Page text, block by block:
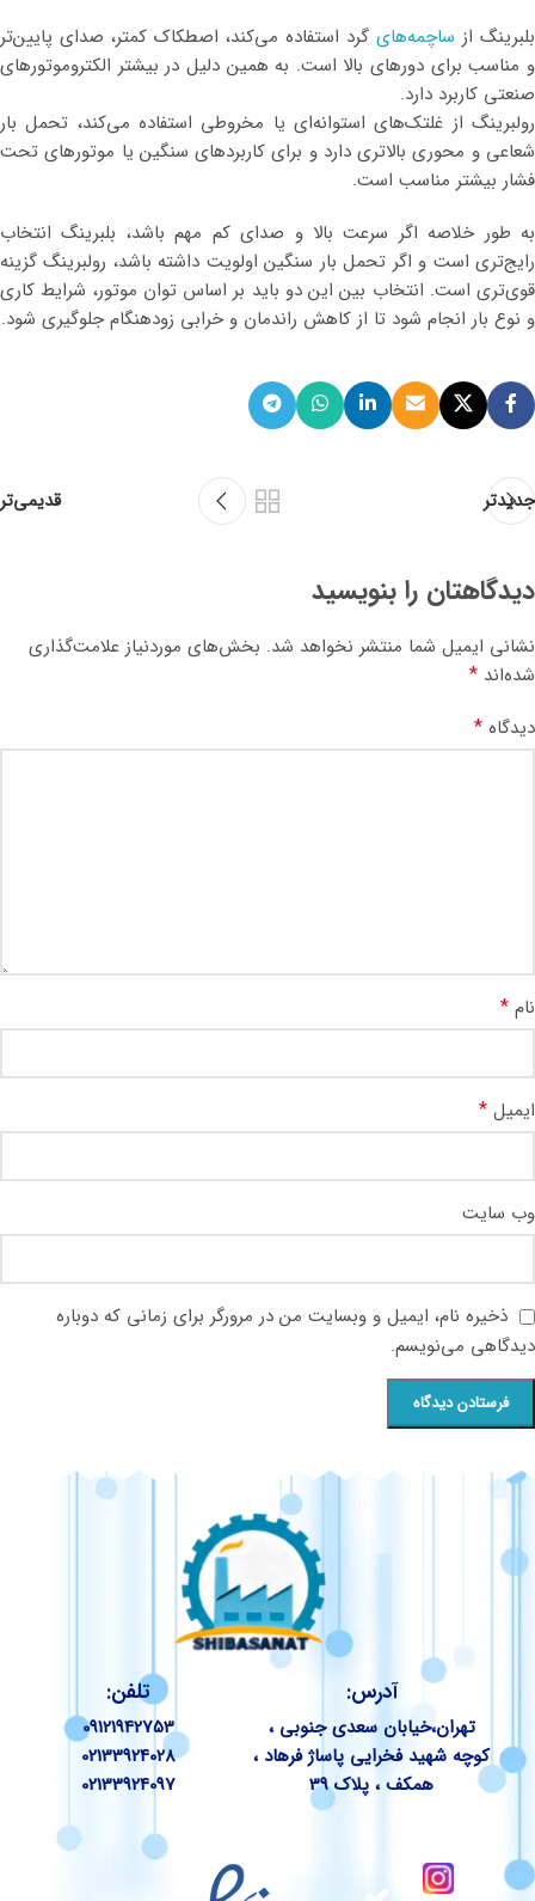
بلبرینگ از ساچمه‌های گرد استفاده می‌کند، اصطکاک کمتر، صدای پایین‌تر
و مناسب برای دورهای بالا است. به همین دلیل در بیشتر الکتروموتورهای
صنعتی کاربرد دارد.
رولبرینگ از غلتک‌های استوانه‌ای یا مخروطی استفاده می‌کند، تحمل بار
شعاعی و محوری بالاتری دارد و برای کاربردهای سنگین یا موتورهای تحت
فشار بیشتر مناسب است.
به طور خلاصه اگر سرعت بالا و صدای کم مهم باشد، بلبرینگ انتخاب
رایج‌تری است و اگر تحمل بار سنگین اولویت داشته باشد، رولبرینگ گزینه
قوی‌تری است. انتخاب بین این دو باید بر اساس توان موتور، شرایط کاری
و نوع بار انجام شود تا از کاهش راندمان و خرابی زودهنگام جلوگیری شود.
جدیدتر قدیمی‌تر
دیدگاهتان را بنویسید
نشانی ایمیل شما منتشر نخواهد شد. بخش‌های موردنیاز علامت‌گذاری
شده‌اند *
دیدگاه *
نام *
ایمیل *
وب‌ سایت
ذخیره نام، ایمیل و وبسایت من در مرورگر برای زمانی که دوباره
دیدگاهی می‌نویسم.
آدرس:
تهران،خیابان سعدی جنوبی ،
کوچه شهید فخرایی پاساژ فرهاد ،
همکف ، پلاک 39
تلفن:
09121942753
02133924028
02133924097